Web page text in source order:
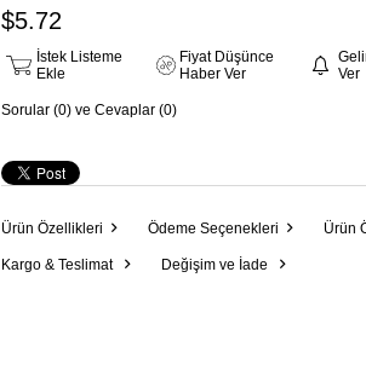
$5.72
İstek Listeme
Ekle
Fiyat Düşünce
Haber Ver
Ver
Sorular (0) ve Cevaplar (0)
Ürün Özellikleri Ödeme Seçenekleri Ürün
Kargo & Teslimat Değişim ve İade